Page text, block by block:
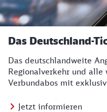
Das Deutschland-
Das deutschlandweite
Regionalverkehr und alle
Verbundabos mit
Jetzt informieren